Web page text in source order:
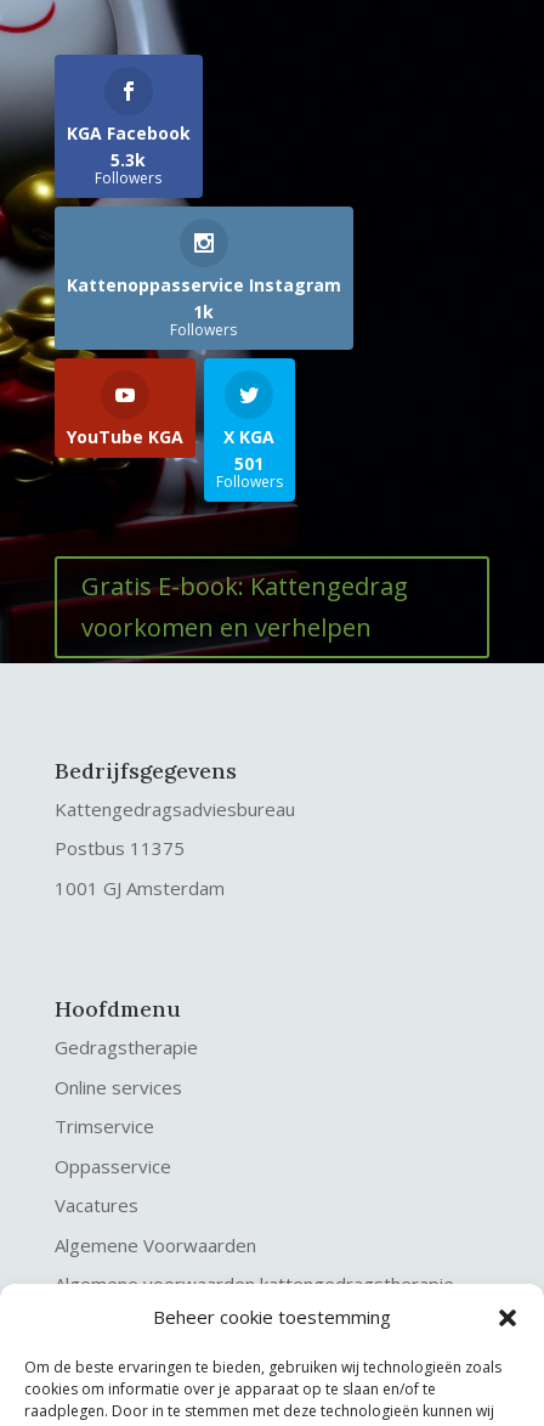
Beheer cookie toestemming
Om de beste ervaringen te bieden, gebruiken wij technologieën zoals
cookies om informatie over je apparaat op te slaan en/of te
raadplegen. Door in te stemmen met deze technologieën kunnen wij
KGA Facebook
5.3k
Followers
Kattenoppasservice Instagram
1k
Followers
YouTube KGA
X KGA
501
Followers
Gratis E-book: Kattengedrag
voorkomen en verhelpen
Bedrijfsgegevens
Kattengedragsadviesbureau
Postbus 11375
1001 GJ Amsterdam
Hoofdmenu
Gedragstherapie
Online services
Trimservice
Oppasservice
Vacatures
Algemene Voorwaarden
Algemene voorwaarden kattengedragstherapie
Privacy verklaring
Disclaimer & Copyright